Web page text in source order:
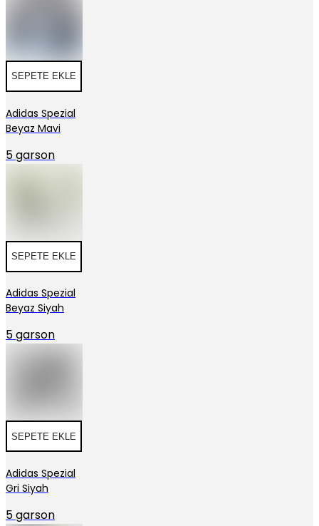
SEPETE EKLE
Adidas Spezial
Beyaz Mavi
5 garson
SEPETE EKLE
Adidas Spezial
Beyaz Siyah
5 garson
SEPETE EKLE
Adidas Spezial
Gri Siyah
5 garson